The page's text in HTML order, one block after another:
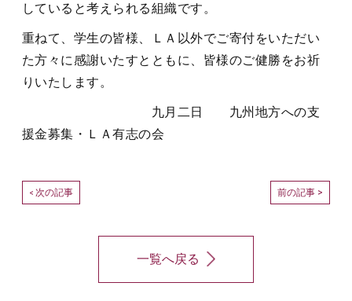
していると考えられる組織です。
重ねて、学生の皆様、ＬＡ以外でご寄付をいただい
た方々に感謝いたすとともに、皆様のご健勝をお祈
りいたします。
九月二日 九州地方への支
援金募集・ＬＡ有志の会
< 次の記事 前の記事 >
一覧へ戻る